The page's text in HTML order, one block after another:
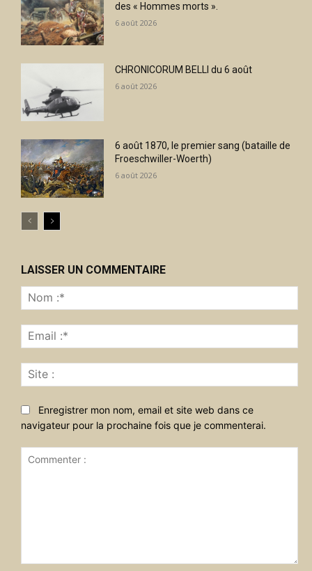
des « Hommes morts ».
6 août 2026
CHRONICORUM BELLI du 6 août
6 août 2026
6 août 1870, le premier sang (bataille de
Froeschwiller-Woerth)
6 août 2026
LAISSER UN COMMENTAIRE
:*
:*
:
Enregistrer mon nom, email et site web dans ce
navigateur pour la prochaine fois que je commenterai.